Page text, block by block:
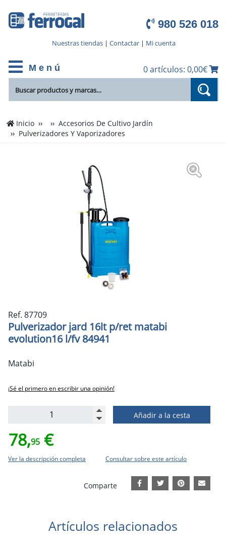
980 526 018
Nuestras tiendas| Contactar| Mi cuenta
M e n ú 0 artículos: 0,00€
Inicio
Accesorios De Cultivo Jardín
Pulverizadores Y Vaporizadores
Ref. 87709
Pulverizador jard 16lt p/ret matabi
evolution16 l/fv 84941
Matabi
¡Sé el primero en escribir una opinión!
Añadir a la cesta
78,95 €
Ver la descripción completa Consultar sobre este artículo
Comparte
Artículos relacionados